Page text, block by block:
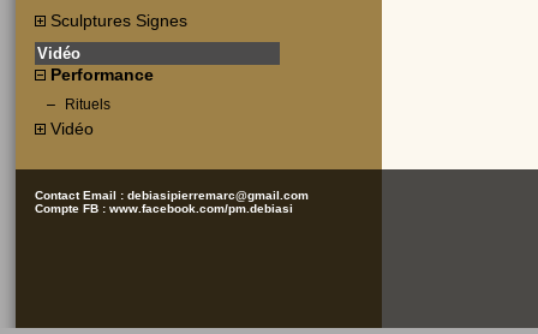
Sculptures Signes
Vidéo
Performance
Rituels
Vidéo
Contact Email : debiasipierremarc@gmail.com
Compte FB : www.facebook.com/pm.debiasi